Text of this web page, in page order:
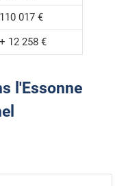
110 017 €
+ 12 258 €
l'Essonne